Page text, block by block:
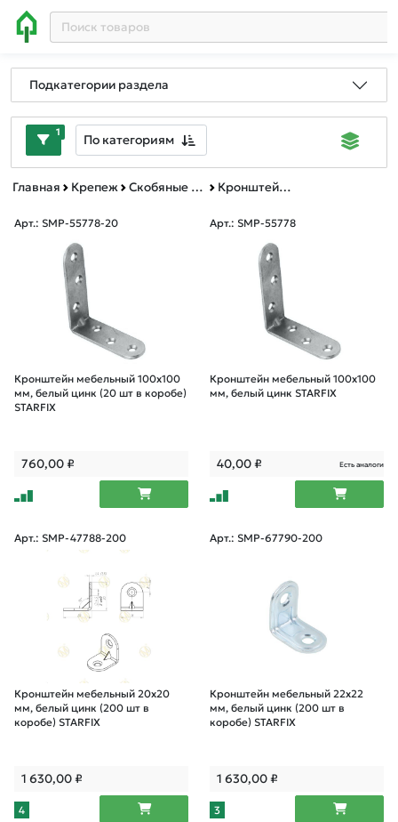
Подкатегории раздела
1 По категориям
Главная Крепеж Скобяные изделия Кронштейн мебельный
Арт.: SMP-55778-20
Кронштейн мебельный 100х100
мм, белый цинк (20 шт в коробе)
STARFIX
760,00₽
Арт.: SMP-55778
Кронштейн мебельный 100х100
мм, белый цинк STARFIX
40,00₽ Есть аналоги
Арт.: SMP-47788-200
Кронштейн мебельный 20х20
мм, белый цинк (200 шт в
коробе) STARFIX
1 630,00₽
4
Арт.: SMP-67790-200
Кронштейн мебельный 22х22
мм, белый цинк (200 шт в
коробе) STARFIX
1 630,00₽
3